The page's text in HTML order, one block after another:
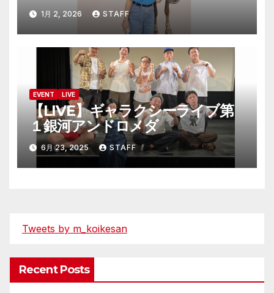
1月 2, 2026 STAFF
EVENT LIVE
【LIVE】ギャラクシーライブ第
１銀河アンドロメダ
6月 23, 2025 STAFF
Tweets by m_koikesan
Recent Posts